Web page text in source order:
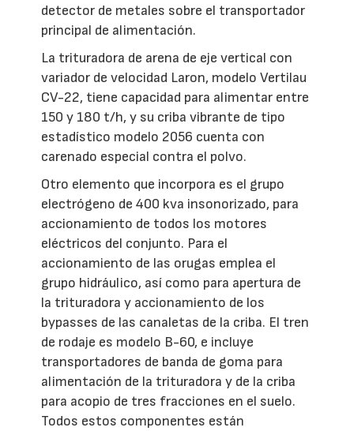
detector de metales sobre el transportador
principal de alimentación.
La trituradora de arena de eje vertical con
variador de velocidad Laron, modelo Vertilau
CV-22, tiene capacidad para alimentar entre
150 y 180 t/h, y su criba vibrante de tipo
estadístico modelo 2056 cuenta con
carenado especial contra el polvo.
Otro elemento que incorpora es el grupo
electrógeno de 400 kva insonorizado, para
accionamiento de todos los motores
eléctricos del conjunto. Para el
accionamiento de las orugas emplea el
grupo hidráulico, así como para apertura de
la trituradora y accionamiento de los
bypasses de las canaletas de la criba. El tren
de rodaje es modelo B-60, e incluye
transportadores de banda de goma para
alimentación de la trituradora y de la criba
para acopio de tres fracciones en el suelo.
Todos estos componentes están